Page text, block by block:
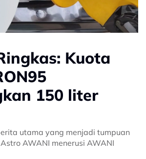
Kuota
150 liter
utama yang menjadi tumpuan
AWANI menerusi AWANI